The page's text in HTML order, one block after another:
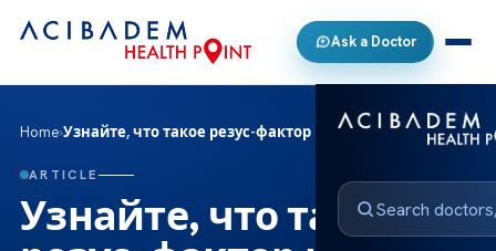
Ask a Doctor
Home›Узнайте, что такое резус-фактор и почему он важен
ARTICLE
Узнайте, что такое